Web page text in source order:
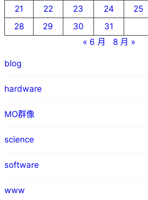
21
22 23 24 25
28
29 30
31
« 6 月
8 月 »
blog
hardware
MO群像
science
software
www